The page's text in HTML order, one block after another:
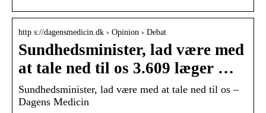
http s://dagensmedicin.dk › Opinion › Debat
Sundhedsminister, lad være med
at tale ned til os 3.609 læger …
Sundhedsminister, lad være med at tale ned til os –
Dagens Medicin